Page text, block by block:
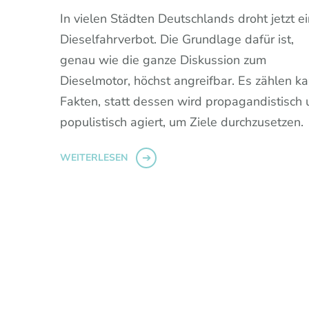
In vielen Städten Deutschlands droht jetzt
Dieselfahrverbot. Die Grundlage dafür ist,
genau wie die ganze Diskussion zum
Dieselmotor, höchst angreifbar. Es zählen
Fakten, statt dessen wird propagandistisch
populistisch agiert, um Ziele durchzusetzen.
WEITERLESEN